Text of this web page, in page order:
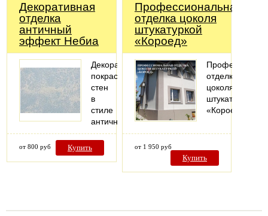
Декоративная
отделка
античный
эффект Небиа
Декоративная
покраска
стен
в
стиле
античности
от 800 руб Купить
Профессиональная
отделка цоколя
штукатуркой
«Короед»
отделка
цоколя
штукатуркой
«Короед»
от 1 950 руб
Купить